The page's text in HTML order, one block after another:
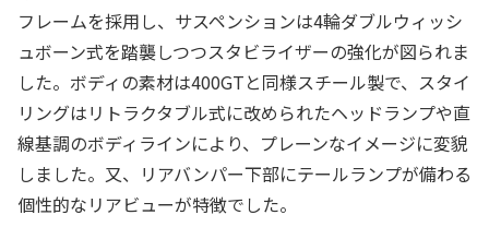
フレームを採用し、サスペンションは4輪ダブルウィッシ
ュボーン式を踏襲しつつスタビライザーの強化が図られま
した。ボディの素材は400GTと同様スチール製で、スタイ
リングはリトラクタブル式に改められたヘッドランプや直
線基調のボディラインにより、プレーンなイメージに変貌
しました。又、リアバンパー下部にテールランプが備わる
個性的なリアビューが特徴でした。